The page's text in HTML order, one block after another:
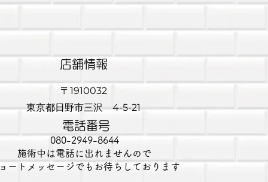
​店舗情報
〒1910032
東京都日野市三沢 4-5-21
電話番号
080-2949-8644
​施術中は電話に出れませんので
ートメッセージでもお待ちしております